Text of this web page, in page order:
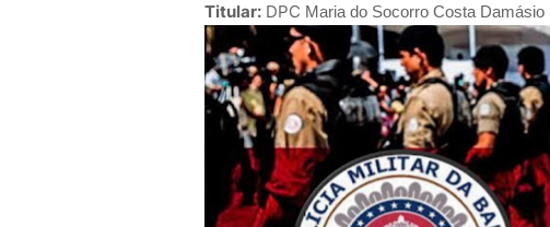
Titular: DPC Maria do Socorro Costa Damásio